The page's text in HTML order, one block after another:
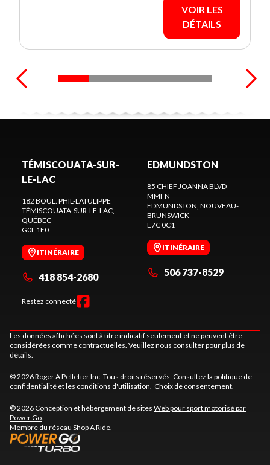
VOIR LES
DÉTAILS
TÉMISCOUATA-SUR-
LE-LAC
182 BOUL. PHIL-LATULIPPE
TÉMISCOUATA-SUR-LE-LAC
QUÉBEC
G0L 1E0
ITINÉRAIRE
418 854-2680
Restez connecté
EDMUNDSTON
85 CHIEF JOANNA BLVD
MMFN
EDMUNDSTON , NOUVEAU-
BRUNSWICK
E7C 0C1
ITINÉRAIRE
506 737-8529
Les données affichées sont à titre indicatif seulement et ne peuvent être
considérées comme contractuelles. Veuillez nous consulter pour plus de
détails.
© 2026 Roger A Pelletier Inc. Tous droits réservés. Consultez la politique de
confidentialité et les conditions d'utilisation Choix de consentement.
© 2026 Conception et hébergement de sites Web pour sport motorisé par
Power Go
Membre du réseau Shop A Ride